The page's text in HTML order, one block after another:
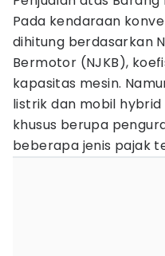
Pada kendaraan
dihitung berdasarkan
Bermotor (NJKB),
kapasitas mesin.
listrik dan mobil
khusus berupa
beberapa jenis pajak